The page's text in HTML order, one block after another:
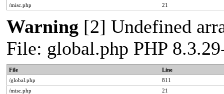
/misc.php
21
Warning [2] Undefined
File: global.php PHP
File
Line
/global.php
811
/misc.php
21